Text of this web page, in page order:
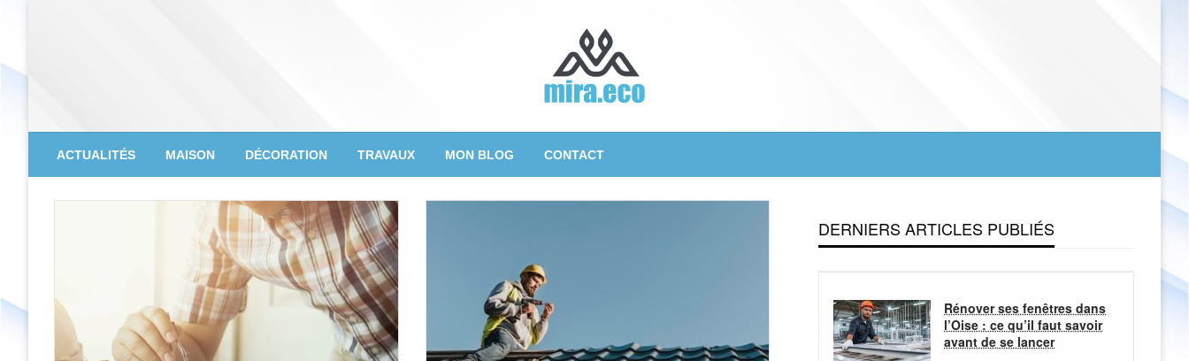
Mira Eco Design
ACTUALITÉS MAISON DÉCORATION TRAVAUX MON BLOG CONTACT
DERNIERS ARTICLES PUBLIÉS
Rénover ses fenêtres dans
l’Oise : ce qu’il faut savoir
avant de se lancer